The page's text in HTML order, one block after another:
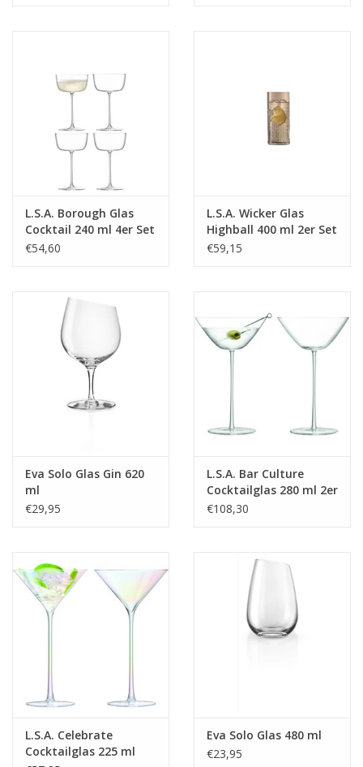
L.S.A. Borough Glas
Cocktail 240 ml 4er Set
€54,60
L.S.A. Wicker Glas
Highball 400 ml 2er Set
€59,15
Eva Solo Glas Gin 620
ml
€29,95
L.S.A. Bar Culture
Cocktailglas 280 ml 2er
Set
€108,30
L.S.A. Celebrate
Cocktailglas 225 ml
Eva Solo Glas 480 ml
€23,95